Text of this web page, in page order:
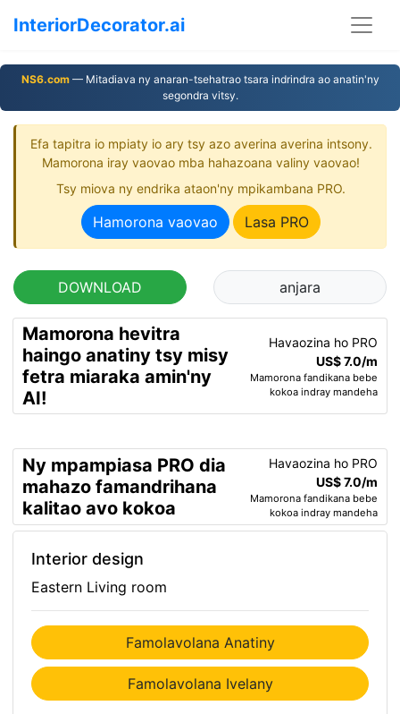
InteriorDecorator.ai
NS6.com— Mitadiava ny anaran-tsehatrao tsara indrindra ao anatin'ny
segondra vitsy.
Efa tapitra io mpiaty io ary tsy azo averina averina intsony.
Mamorona iray vaovao mba hahazoana valiny vaovao!
Tsy miova ny endrika ataon'ny mpikambana PRO.
Hamorona vaovao Lasa PRO
DOWNLOAD anjara
Mamorona hevitra
haingo anatiny tsy misy
fetra miaraka amin'ny
AI!
Havaozina ho PRO
US$ 7.0/m
Mamorona fandikana bebe
kokoa indray mandeha
Ny mpampiasa PRO dia
mahazo famandrihana
kalitao avo kokoa
Havaozina ho PRO
US$ 7.0/m
Mamorona fandikana bebe
kokoa indray mandeha
Interior design
Eastern Living room
Famolavolana Anatiny
Famolavolana Ivelany